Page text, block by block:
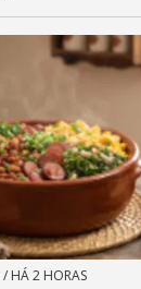
/ HÁ 2 HORAS